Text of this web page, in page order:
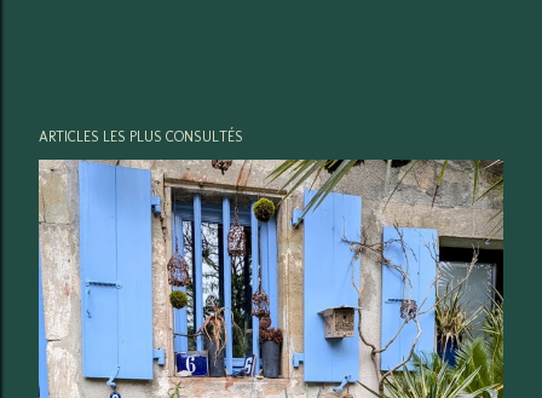
ARTICLES LES PLUS CONSULTÉS